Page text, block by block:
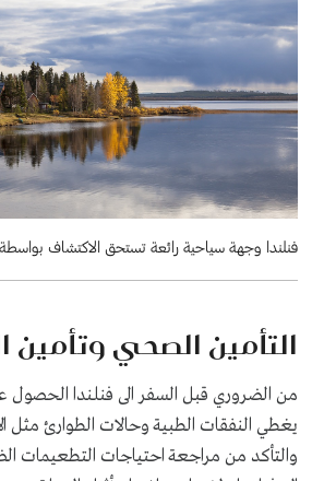
فنلندا وجهة سياحية رائعة تستحق الاكتشاف بواسطة maxpixel
التأمين الصحي وتأمين
من الضروري قبل السفر الى فنلندا
يغطي النفقات الطبية وحالات الطوارئ مثل
والتأكد من مراجعة احتياجات التطعيمات